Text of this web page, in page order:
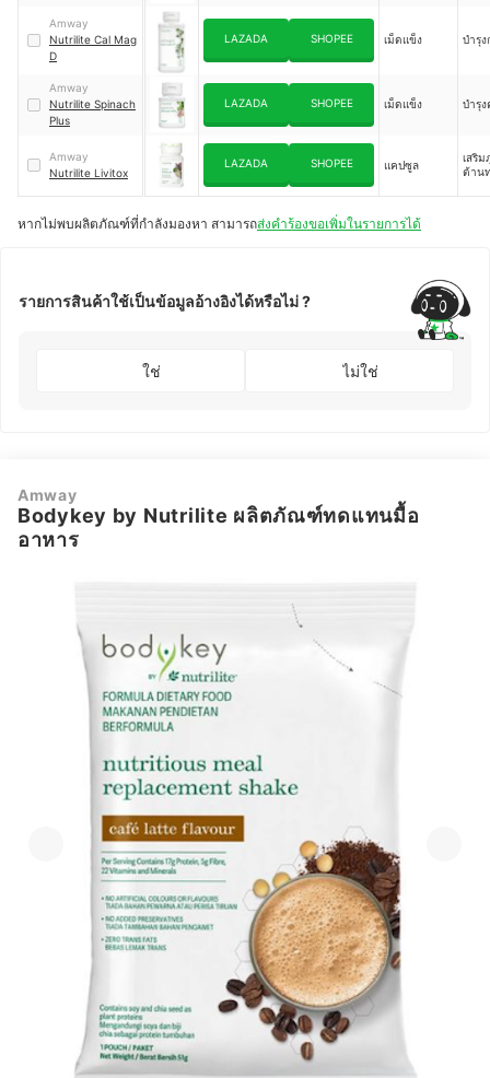
Amway
Nutrilite Cal Mag
D
LAZADA SHOPEE เม็ดแข็ง บำรุง
Amway
Nutrilite Spinach
Plus
LAZADA SHOPEE เม็ดแข็ง บำรุง
Amway
Nutrilite Livitox
LAZADA SHOPEE แคปซูล
เสริ
ต้าน
หากไม่พบผลิตภัณฑ์ที่กำลังมองหา สามารถส่งคำร้องขอเพิ่มในรายการได้
รายการสินค้าใช้เป็นข้อมูลอ้างอิงได้หรือไม่ ?
ใช่ ไม่ใช่
Amway
Bodykey by Nutrilite ผลิตภัณฑ์ทดแทนมื้อ
อาหาร